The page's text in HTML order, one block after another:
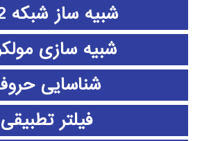
شبیه ساز شبکه NS2
شبیه سازی
شناسایی
فیلتر تطبیقی